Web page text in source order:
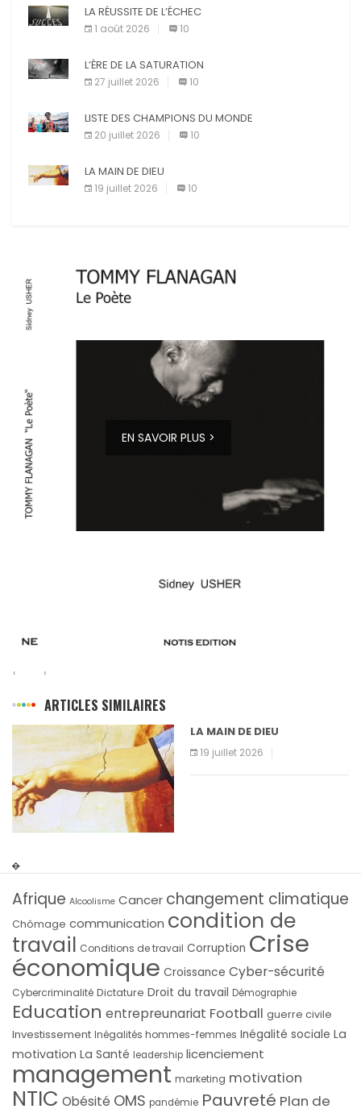
E-mail Imprimer
LA RÉUSSITE DE L’ÉCHEC
1 août 2026 10
L’ÈRE DE LA SATURATION
27 juillet 2026 10
LISTE DES CHAMPIONS DU MONDE
20 juillet 2026 10
LA MAIN DE DIEU
19 juillet 2026 10
EN SAVOIR PLUS >
ARTICLES SIMILAIRES
LA MAIN DE DIEU
19 juillet 2026
Afrique Alcoolisme Cancer changement climatique
Chômage communication condition de
travail Conditions de travail Corruption Crise
économique Croissance Cyber-sécurité
Cybercriminalité Dictature Droit du travail Démographie
Education entrepreunariat Football guerre civile
Investissement Inégalités hommes-femmes Inégalité sociale La
motivation La Santé leadership licenciement
management marketing motivation
NTIC Obésité OMS pandémie Pauvreté Plan de